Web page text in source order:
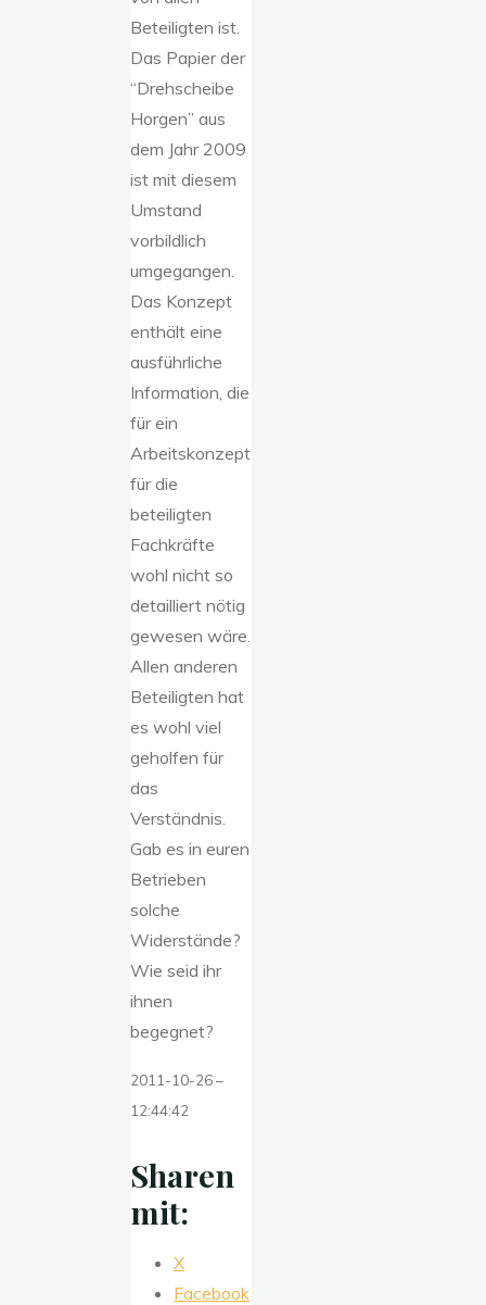
Beteiligten ist.
Das Papier der
“Drehscheibe
Horgen” aus
dem Jahr 2009
ist mit diesem
Umstand
vorbildlich
umgegangen.
Das Konzept
enthält eine
ausführliche
Information, die
für ein
Arbeitskonzept
für die
beteiligten
Fachkräfte
wohl nicht so
detailliert nötig
gewesen wäre.
Allen anderen
Beteiligten hat
es wohl viel
geholfen für
das
Verständnis.
Gab es in euren
Betrieben
solche
Widerstände?
Wie seid ihr
ihnen
begegnet?
2011-10-26–
12:44:42
Sharen
mit:
X
Facebook